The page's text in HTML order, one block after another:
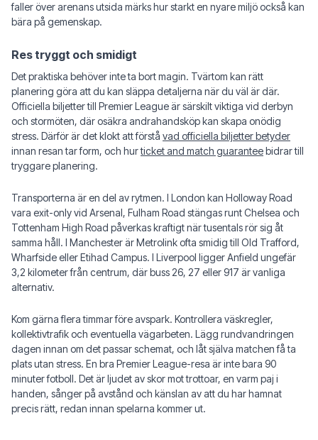
faller över arenans utsida märks hur starkt en nyare miljö också kan
bära på gemenskap.
Res tryggt och smidigt
Det praktiska behöver inte ta bort magin. Tvärtom kan rätt
planering göra att du kan släppa detaljerna när du väl är där.
Officiella biljetter till Premier League är särskilt viktiga vid derbyn
och stormöten, där osäkra andrahandsköp kan skapa onödig
stress. Därför är det klokt att förstå vad officiella biljetter betyder
innan resan tar form, och hurticket and match guaranteebidrar till
tryggare planering.
Transporterna är en del av rytmen. I London kan Holloway Road
vara exit-only vid Arsenal, Fulham Road stängas runt Chelsea och
Tottenham High Road påverkas kraftigt när tusentals rör sig åt
samma håll. I Manchester är Metrolink ofta smidig till Old Trafford,
Wharfside eller Etihad Campus. I Liverpool ligger Anfield ungefär
3,2 kilometer från centrum, där buss 26, 27 eller 917 är vanliga
alternativ.
Kom gärna flera timmar före avspark. Kontrollera väskregler,
kollektivtrafik och eventuella vägarbeten. Lägg rundvandringen
dagen innan om det passar schemat, och låt själva matchen få ta
plats utan stress. En bra Premier League-resa är inte bara 90
minuter fotboll. Det är ljudet av skor mot trottoar, en varm paj i
handen, sånger på avstånd och känslan av att du har hamnat
precis rätt, redan innan spelarna kommer ut.